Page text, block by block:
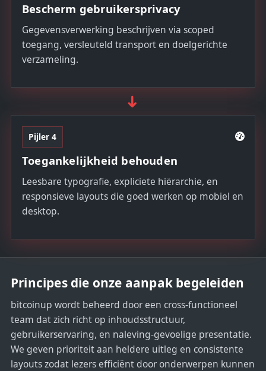
Bescherm gebruikersprivacy
Gegevensverwerking beschrijven via scoped
toegang, versleuteld transport en doelgerichte
verzameling.
➜
Pijler 4
Toegankelijkheid behouden
Leesbare typografie, expliciete hiërarchie, en
responsieve layouts die goed werken op mobiel en
desktop.
Principes die onze aanpak begeleiden
bitcoinup wordt beheerd door een cross-functioneel
team dat zich richt op inhoudsstructuur,
gebruikerservaring, en naleving-gevoelige presentatie.
We geven prioriteit aan heldere uitleg en consistente
layouts zodat lezers efficiënt door onderwerpen kunnen